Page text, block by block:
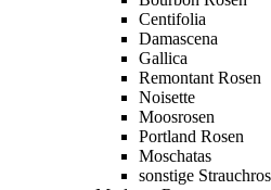
Centifolia
Damascena
Gallica
Remontant Rosen
Noisette
Moosrosen
Portland Rosen
Moschatas
sonstige